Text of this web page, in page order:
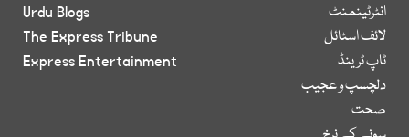
انٹرٹینمنٹ
لائف اسٹائل
ٹاپ ٹرینڈ
دلچسپ و عجیب
صحت
Urdu Blogs
The Express Tribune
Express Entertainment